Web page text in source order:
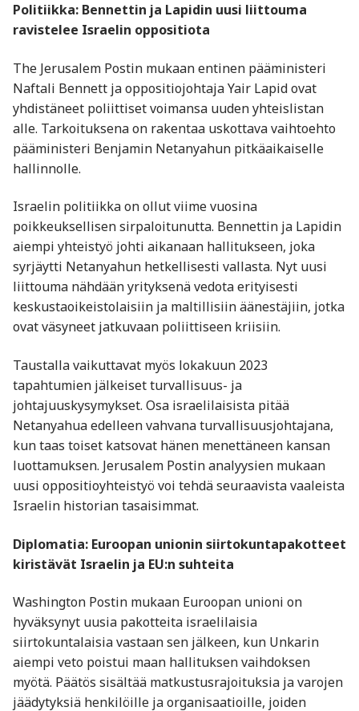
Politiikka: Bennettin ja Lapidin uusi liittouma
ravistelee Israelin oppositiota
The Jerusalem Postin mukaan entinen pääministeri
Naftali Bennett ja oppositiojohtajaYair Lapidovat
yhdistäneet poliittiset voimansa uuden yhteislistan
alle. Tarkoituksena on rakentaa uskottava vaihtoehto
pääministeri Benjamin Netanyahun pitkäaikaiselle
hallinnolle.
Israelin politiikka on ollut viime vuosina
poikkeuksellisen sirpaloitunutta. Bennettin ja Lapidin
aiempi yhteistyö johti aikanaan hallitukseen, joka
syrjäytti Netanyahun hetkellisesti vallasta. Nyt uusi
liittouma nähdään yrityksenä vedota erityisesti
keskustaoikeistolaisiin ja maltillisiin äänestäjiin, jotka
ovat väsyneet jatkuvaan poliittiseen kriisiin.
Taustalla vaikuttavat myös lokakuun 2023
tapahtumien jälkeiset turvallisuus- ja
johtajuuskysymykset. Osa israelilaisista pitää
Netanyahua edelleen vahvana turvallisuusjohtajana,
kun taas toiset katsovat hänen menettäneen kansan
luottamuksen. Jerusalem Postin analyysien mukaan
uusi oppositioyhteistyö voi tehdä seuraavista vaaleista
Israelin historian tasaisimmat.
Diplomatia: Euroopan unionin siirtokuntapakotteet
kiristävät Israelin ja EU:n suhteita
Washington Postin mukaan Euroopan unioni on
hyväksynyt uusia pakotteita israelilaisia
siirtokuntalaisia vastaan sen jälkeen, kun Unkarin
aiempi veto poistui maan hallituksen vaihdoksen
myötä. Päätös sisältää matkustusrajoituksia ja varojen
jäädytyksiä henkilöille ja organisaatioille, joiden